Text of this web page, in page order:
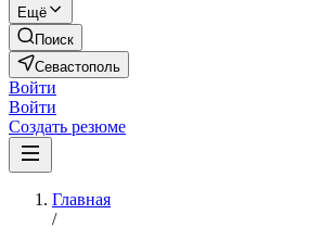
Ещё
Поиск
Севастополь
Войти
Войти
Создать резюме
Главная
/